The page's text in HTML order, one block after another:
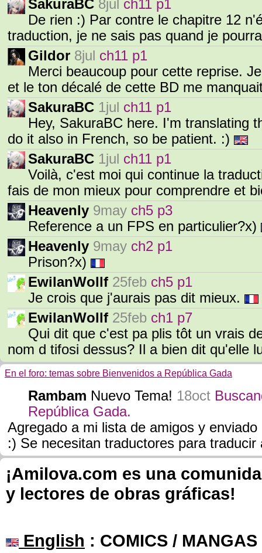
SakuraBC 8jul ch11 p1
De rien :) Par contre le chapitre 12
traduction, je ne sais pas quand je
Gildor 8jul ch11 p1
Merci beaucoup pour cette reprise.
et le ton décalé de cette BD me
SakuraBC 1jul ch11 p1
Hey, SakuraBC here. I'm translating
do it also in French, so be patient. :)
SakuraBC 1jul ch11 p1
Voilà, c'est moi qui continue la
fais de mon mieux pour comprendre et
Heavenly 9may ch5 p3
Reference a un FPS en particulier?x)
Heavenly 9may ch2 p1
Prison?x)
EwilanWollf 25feb ch5 p1
Je crois que j'aurais pas dit mieux.
EwilanWollf 25feb ch1 p7
Qui dit que c'est pa plis tôt un vrais
nom d tifosi dessus? Il a bien dit qu'elle
En el foro: temas sobre Bienvenidos a República Gada
Rambam Nuevo Tema! 18oct
República Gada.
Agregado a mi lista de amigos y
:) Se necesitan traductores para
¡Amilova.com es una
y lectores de obras gráficas!
English : COMICS /